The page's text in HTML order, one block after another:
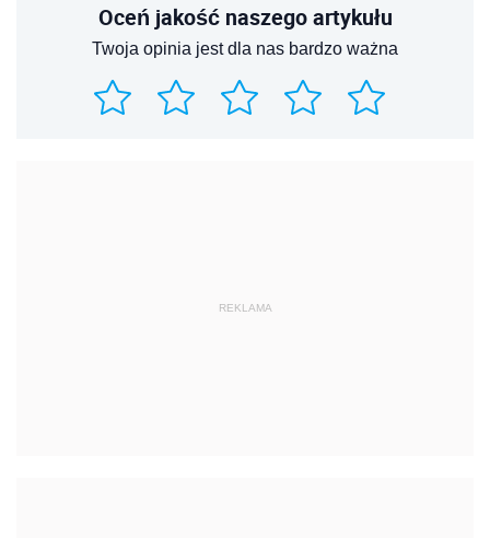
Oceń jakość naszego artykułu
Twoja opinia jest dla nas bardzo ważna
REKLAMA